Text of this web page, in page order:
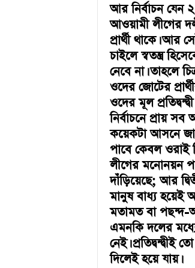
আর নির্বাচন যেন
আওয়ামী লীগের
প্রার্থী থাকে।
চাইলে স্বতন্ত্র
নেবে না। তাহলে
ওদের জোটের
ওদের মূল
নির্বাচনে প্রায়
কয়েকটা আসনে
পাবে কেবল ওরাই
লীগের মনোনয়ন
দাঁড়িয়েছে; আর
মানুষ বাধ্য হয়েই
মতামত বা পছন্দ-
এমনকি দলের
নেই।
দিলেই হয়ে যায়।